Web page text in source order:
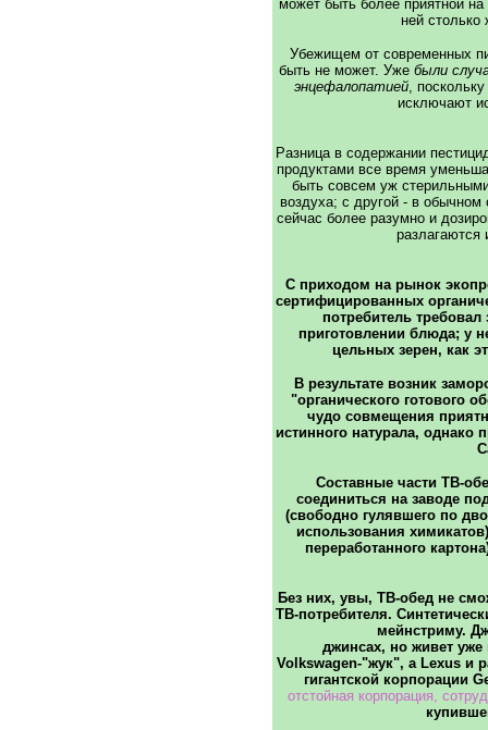
может быть более приятной
ней
Убежищем от современных
быть не может. Уже были
энцефалопатией,
исключают
Разница в содержании
продуктами все время
быть совсем уж
воздуха; с другой - в
сейчас более разумно и
С приходом на рынок
сертифицированных
потребитель
приготовлении блюда; у
цельных зерен, как
В результате возник
"органического готового
чудо совмещения
истинного натурала, однако
Составные части ТВ-
соединиться на заводе
(свободно гулявшего по
использования
переработанного
Без них, увы, ТВ-обед не
ТВ-потребителя.
мейнстриму.
джинсах, но живет
Volkswagen-"жук", а Lexus и
гигантской корпорации
отстойная корпорация,